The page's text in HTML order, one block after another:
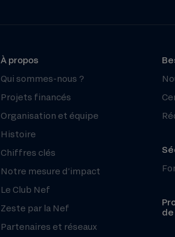
À propos
Qui sommes-nous ?
Projets financés
Organisation et équipe
Histoire
Chiffres clés
Notre mesure d’impact
Le Club Nef
Zeste par la Nef
Partenaires et réseaux